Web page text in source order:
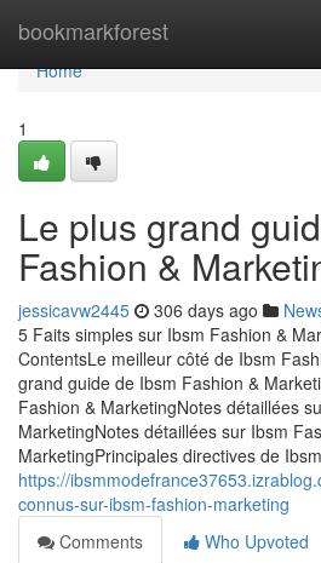
bookmarkforest
Home
Home
1
Le plus grand
Fashion &
jessicavw2445 306 days ago
5 Faits simples sur Ibsm Fashion &
ContentsLe meilleur côté de Ibsm
grand guide de Ibsm Fashion &
Fashion & MarketingNotes détaillées
MarketingNotes détaillées sur Ibsm
MarketingPrincipales directives de
https://
connus-sur-ibsm-fashion-marketing
Comments
Who Upvoted